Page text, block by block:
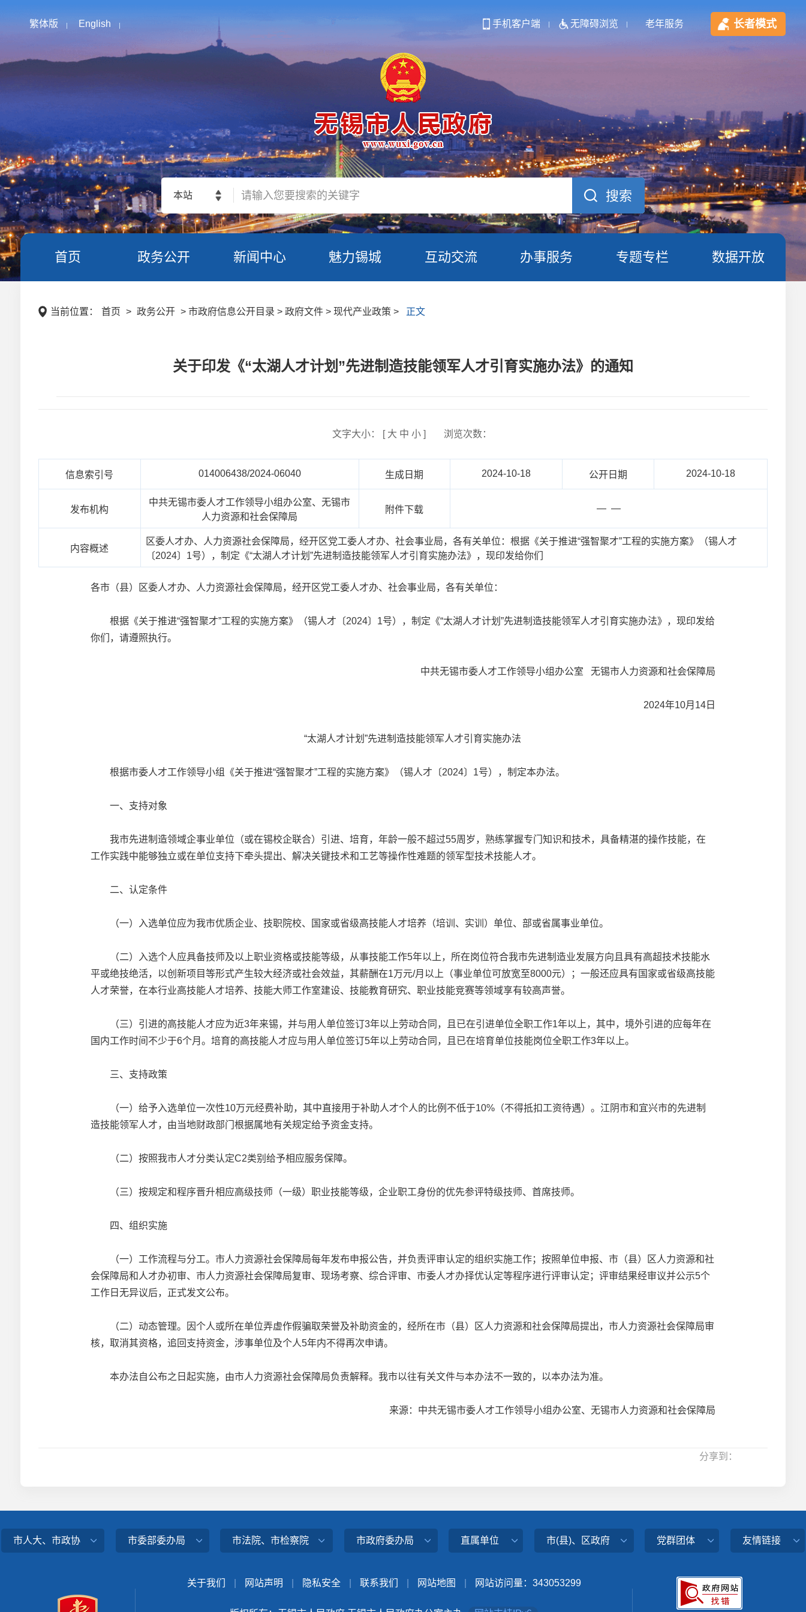
繁体版 English 手机客户端 无障碍浏览 老年服务 长者模式
本站
首页 政务公开 新闻中心 魅力锡城 互动交流 办事服务 专题专栏 数据开放
当前位置： 首页 > 政务公开 > 市政府信息公开目录 > 政府文件 > 现代产业政策 > 正文
关于印发《“太湖人才计划”先进制造技能领军人才引育实施办法》的通知
文字大小： [ 大 中 小] 浏览次数：
信息索引号 014006438/2024-06040 生成日期 2024-10-18 公开日期 2024-10-18
发布机构
中共无锡市委人才工作领导小组办公室、无锡市
人力资源和社会保障局
附件下载 — —
内容概述
区委人才办、人力资源社会保障局，经开区党工委人才办、社会事业局，各有关单位：根据《关于推进“强智聚才”工程的实施方案》（锡人才
〔2024〕1号），制定《“太湖人才计划”先进制造技能领军人才引育实施办法》，现印发给你们
各市（县）区委人才办、人力资源社会保障局，经开区党工委人才办、社会事业局，各有关单位：
根据《关于推进“强智聚才”工程的实施方案》（锡人才〔2024〕1号），制定《“太湖人才计划”先进制造技能领军人才引育实施办法》，现印发给
你们，请遵照执行。
中共无锡市委人才工作领导小组办公室 无锡市人力资源和社会保障局
2024年10月14日
“太湖人才计划”先进制造技能领军人才引育实施办法
根据市委人才工作领导小组《关于推进“强智聚才”工程的实施方案》（锡人才〔2024〕1号），制定本办法。
一、支持对象
我市先进制造领域企事业单位（或在锡校企联合）引进、培育，年龄一般不超过55周岁，熟练掌握专门知识和技术，具备精湛的操作技能，在
工作实践中能够独立或在单位支持下牵头提出、解决关键技术和工艺等操作性难题的领军型技术技能人才。
二、认定条件
（一）入选单位应为我市优质企业、技职院校、国家或省级高技能人才培养（培训、实训）单位、部或省属事业单位。
（二）入选个人应具备技师及以上职业资格或技能等级，从事技能工作5年以上，所在岗位符合我市先进制造业发展方向且具有高超技术技能水
平或绝技绝活，以创新项目等形式产生较大经济或社会效益，其薪酬在1万元/月以上（事业单位可放宽至8000元）；一般还应具有国家或省级高技能
人才荣誉，在本行业高技能人才培养、技能大师工作室建设、技能教育研究、职业技能竞赛等领域享有较高声誉。
（三）引进的高技能人才应为近3年来锡，并与用人单位签订3年以上劳动合同，且已在引进单位全职工作1年以上，其中，境外引进的应每年在
国内工作时间不少于6个月。培育的高技能人才应与用人单位签订5年以上劳动合同，且已在培育单位技能岗位全职工作3年以上。
三、支持政策
（一）给予入选单位一次性10万元经费补助，其中直接用于补助人才个人的比例不低于10%（不得抵扣工资待遇）。江阴市和宜兴市的先进制
造技能领军人才，由当地财政部门根据属地有关规定给予资金支持。
（二）按照我市人才分类认定C2类别给予相应服务保障。
（三）按规定和程序晋升相应高级技师（一级）职业技能等级，企业职工身份的优先参评特级技师、首席技师。
四、组织实施
（一）工作流程与分工。市人力资源社会保障局每年发布申报公告，并负责评审认定的组织实施工作；按照单位申报、市（县）区人力资源和社
会保障局和人才办初审、市人力资源社会保障局复审、现场考察、综合评审、市委人才办择优认定等程序进行评审认定；评审结果经审议并公示5个
工作日无异议后，正式发文公布。
（二）动态管理。因个人或所在单位弄虚作假骗取荣誉及补助资金的，经所在市（县）区人力资源和社会保障局提出，市人力资源社会保障局审
核，取消其资格，追回支持资金，涉事单位及个人5年内不得再次申请。
本办法自公布之日起实施，由市人力资源社会保障局负责解释。我市以往有关文件与本办法不一致的，以本办法为准。
来源：中共无锡市委人才工作领导小组办公室、无锡市人力资源和社会保障局
分享到：
市人大、市政协 市委部委办局 市法院、市检察院 市政府委办局 直属单位 市(县)、区政府 党群团体 友情链接
关于我们 网站声明 隐私安全 联系我们 网站地图 网站访问量： 343053299